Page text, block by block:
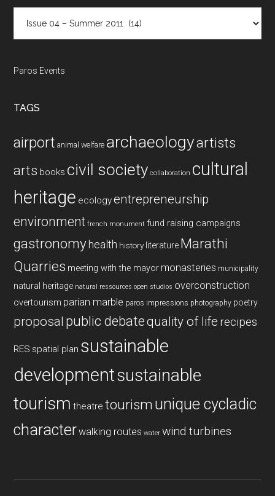
Paros Events
TAGS
airport animal welfare archaeologyartists
arts books civil society collaboration cultural
heritage ecologyentrepreneurship
environment french monument fund raising campaigns
gastronomy health history literature Marathi
Quarries meeting with the mayor monasteries municipality
natural heritage natural ressources open studios overconstruction
overtourism parian marble paros impressions photography poetry
proposal public debatequality of life recipes
RES spatial plan sustainable
developmentsustainable
tourism theatre tourism unique cycladic
characterwalking routes water wind turbines